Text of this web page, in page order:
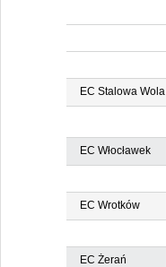
EC Stalowa Wola
EC Włocławek
EC Wrotków
EC Żerań